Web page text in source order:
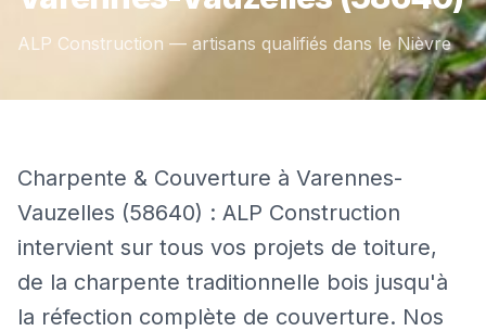
ALP Construction — artisans qualifiés dans le Nièvre
Charpente & Couverture à Varennes-
Vauzelles (58640) : ALP Construction
intervient sur tous vos projets de toiture,
de la charpente traditionnelle bois jusqu'à
la réfection complète de couverture. Nos